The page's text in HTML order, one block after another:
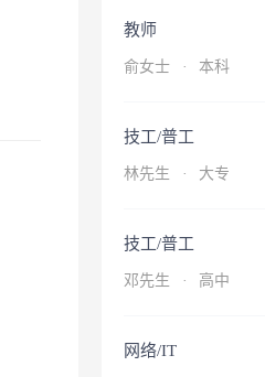
教师
俞女士 · 本科
技工/普工
林先生 · 大专
技工/普工
邓先生 · 高中
网络/IT